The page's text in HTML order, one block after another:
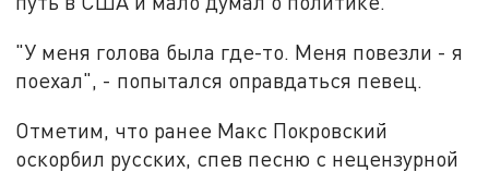
"У меня голова была где-то. Меня повезли - я
поехал", - попытался оправдаться певец.
Отметим, что ранее Макс Покровский
оскорбил русских, спев песню с нецензурной